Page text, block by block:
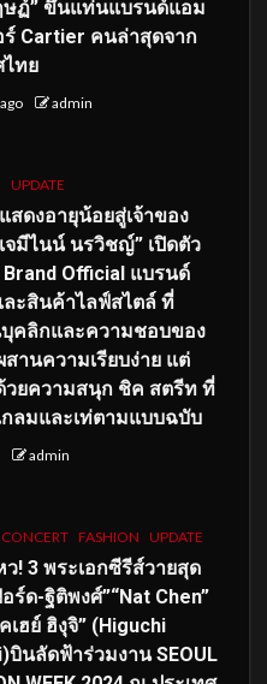
ษฏ์” ขึ้นแท่นแบรนด์แอม
ร์ Cartier คนล่าสุดจาก
ไทย
admin
UPDATE
สดงอายุน้อยสู่เจ้าของ
จมีไนน์ นรวิชญ์” เปิดตัว
Brand Official แบรนด์
ละสินค้าไลฟ์สไตล์ ที่
คลิกและความชอบของ
สานความเรียบง่าย แต่
วยความสนุก ชิค สตรีท ที่
ลมและเท่ตามแบบฉบับ
admin
FASHION UPDATE
ว! 3 พระเอกซีรีส์วายสุด
ร์ด-ฐิติพงศ์”“Nat Chen”
เฮย์ ฮิงุจิ” (Higuchi
บินลัดฟ้าร่วมงาน SEOUL